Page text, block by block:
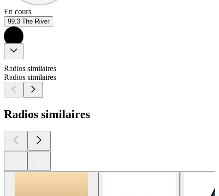
En cours
99.3 The River
Radios similaires
Radios similaires
Radios similaires